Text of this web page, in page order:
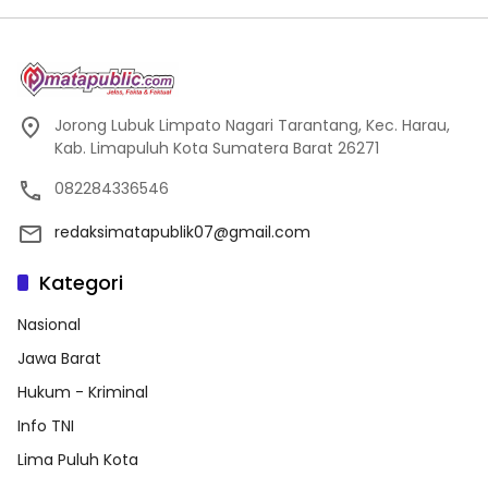
Jorong Lubuk Limpato Nagari Tarantang, Kec. Harau,
Kab. Limapuluh Kota Sumatera Barat 26271
082284336546
redaksimatapublik07@gmail.com
Kategori
Nasional
Jawa Barat
Hukum - Kriminal
Info TNI
Lima Puluh Kota